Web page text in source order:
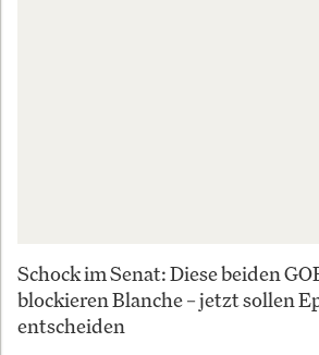
Schock im Senat: Diese beiden
blockieren Blanche – jetzt sollen
entscheiden